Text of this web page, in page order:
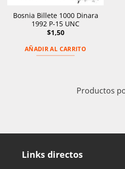
Bosnia Billete 1000 Dinara
1992 P-15 UNC
$1,50
AÑADIR AL CARRITO
Productos
Links directos